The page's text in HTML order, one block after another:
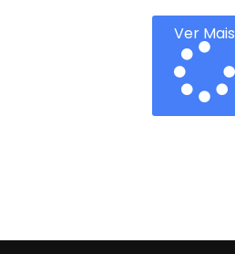
Ver Mais